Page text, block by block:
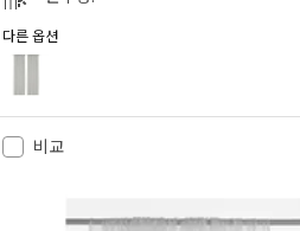
다른 옵션
SILVERLÖNN 실벨뢴
옵션: SILVERLÖNN 실벨뢴, 속커튼 한쌍
옵션: SILVERLÖNN 실벨뢴, 속커튼 한쌍
비교